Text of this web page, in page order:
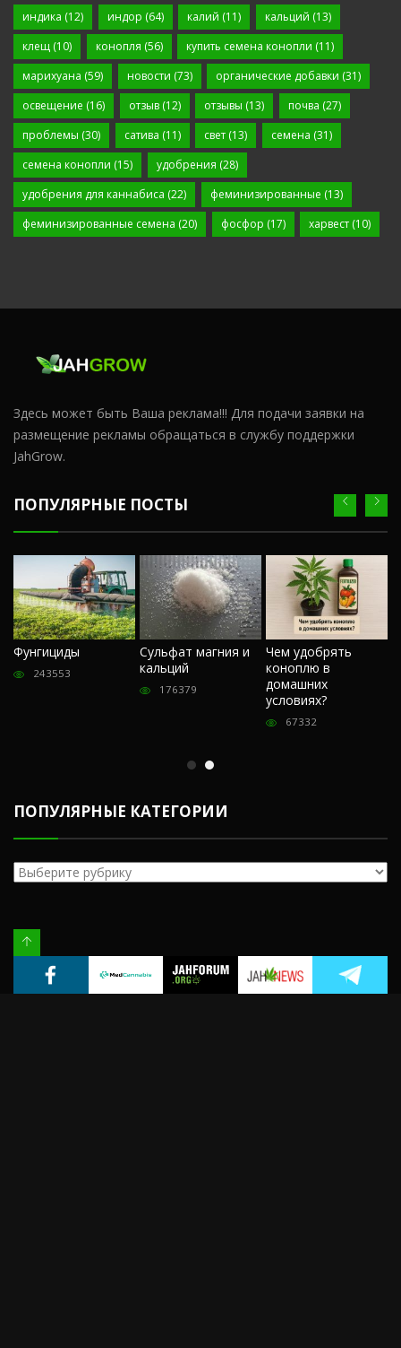
индика (12) индор (64) калий (11) кальций (13)
клещ (10) конопля (56) купить семена конопли (11)
марихуана (59) новости (73) органические добавки (31)
освещение (16) отзыв(12) отзывы (13) почва (27)
проблемы (30) сатива (11) свет (13) семена (31)
семена конопли (15) удобрения (28)
удобрения для каннабиса (22) феминизированные (13)
феминизированные семена (20) фосфор (17) харвест (10)
Здесь может быть Ваша реклама!!! Для подачи заявки на
размещение рекламы обращаться в службу поддержки
JahGrow.
ПОПУЛЯРНЫЕ ПОСТЫ
Фунгициды
243553
Сульфат магния и
кальций
176379
Чем удобрять
коноплю в
домашних
условиях?
67332
ПОПУЛЯРНЫЕ КАТЕГОРИИ
Популярные